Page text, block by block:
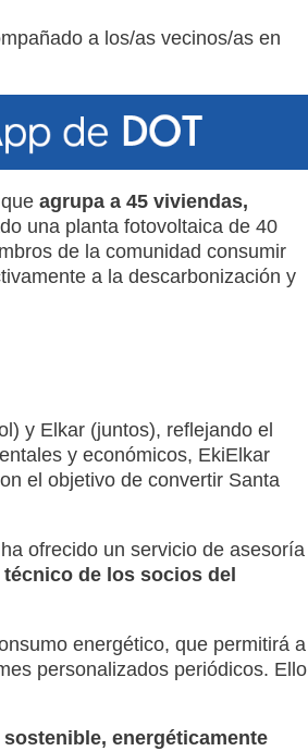
a los/as vecinos/as en
agrupa a 45 viviendas,
una planta fotovoltaica de 40
de la comunidad consumir
a la descarbonización y
y Elkar (juntos), reflejando el
y económicos, EkiElkar
el objetivo de convertir Santa
ofrecido un servicio de asesoría
de los socios del
energético, que permitirá a
personalizados periódicos. Ello
energéticamente